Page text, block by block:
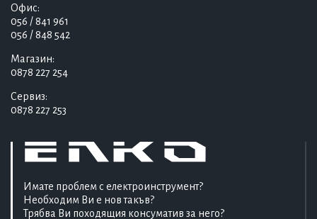
Имате проблем с електроинструмент?
Необходим Ви е нов такъв?
Трябва Ви походящия консуматив за него?
Офис:
056 / 841 961
056 / 848 542
Магазин:
0878 227 254
Сервиз:
0878 227 253